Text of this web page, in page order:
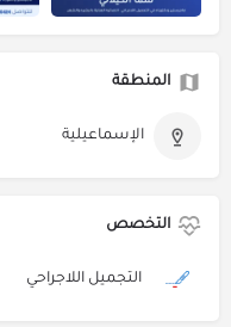
المنطقة
الإسماعيلية
التخصص
التجميل اللاجراحي